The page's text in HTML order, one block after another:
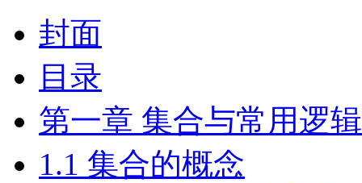
封面
目录
第一章 集合与常用逻
1.1 集合的概念